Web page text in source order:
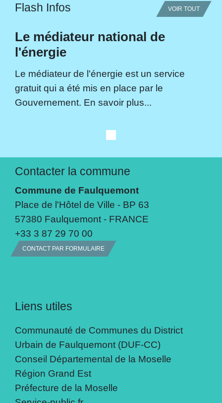
Flash Infos VOIR TOUT
Le médiateur national de
l'énergie
Le médiateur de l'énergie est un service
gratuit qui a été mis en place par le
Gouvernement. En savoir plus...
Contacter la commune
Commune de Faulquemont
Place de l'Hôtel de Ville - BP 63
57380 Faulquemont - FRANCE
+33 3 87 29 70 00
CONTACT PAR FORMULAIRE
Liens utiles
Communauté de Communes du District
Urbain de Faulquemont (DUF-CC)
Conseil Départemental de la Moselle
Région Grand Est
Préfecture de la Moselle